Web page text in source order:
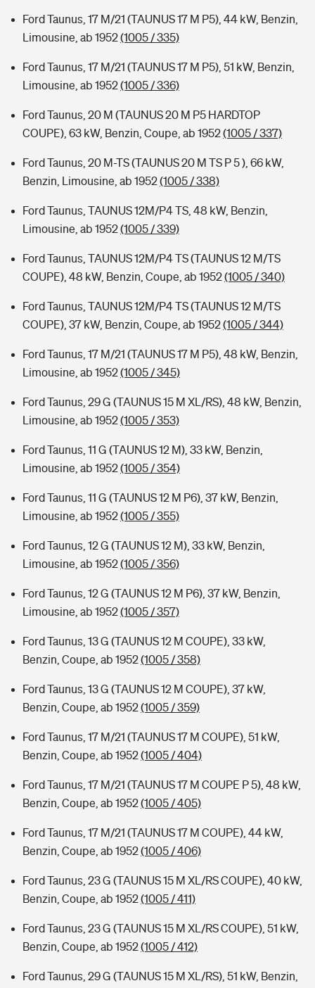
Ford Taunus, 17 M/21 (TAUNUS 17 M P5), 44 kW, Benzin,
Limousine, ab 1952(1005 / 335)
Ford Taunus, 17 M/21 (TAUNUS 17 M P5), 51 kW, Benzin,
Limousine, ab 1952(1005 / 336)
Ford Taunus, 20 M (TAUNUS 20 M P5 HARDTOP
COUPE), 63 kW, Benzin, Coupe, ab 1952(1005 / 337)
Ford Taunus, 20 M-TS (TAUNUS 20 M TS P 5 ), 66 kW,
Benzin, Limousine, ab 1952(1005 / 338)
Ford Taunus, TAUNUS 12M/P4 TS, 48 kW, Benzin,
Limousine, ab 1952(1005 / 339)
Ford Taunus, TAUNUS 12M/P4 TS (TAUNUS 12 M/TS
COUPE), 48 kW, Benzin, Coupe, ab 1952(1005 / 340)
Ford Taunus, TAUNUS 12M/P4 TS (TAUNUS 12 M/TS
COUPE), 37 kW, Benzin, Coupe, ab 1952(1005 / 344)
Ford Taunus, 17 M/21 (TAUNUS 17 M P5), 48 kW, Benzin,
Limousine, ab 1952(1005 / 345)
Ford Taunus, 29 G (TAUNUS 15 M XL/RS), 48 kW, Benzin,
Limousine, ab 1952(1005 / 353)
Ford Taunus, 11 G (TAUNUS 12 M), 33 kW, Benzin,
Limousine, ab 1952(1005 / 354)
Ford Taunus, 11 G (TAUNUS 12 M P6), 37 kW, Benzin,
Limousine, ab 1952(1005 / 355)
Ford Taunus, 12 G (TAUNUS 12 M), 33 kW, Benzin,
Limousine, ab 1952(1005 / 356)
Ford Taunus, 12 G (TAUNUS 12 M P6), 37 kW, Benzin,
Limousine, ab 1952(1005 / 357)
Ford Taunus, 13 G (TAUNUS 12 M COUPE), 33 kW,
Benzin, Coupe, ab 1952(1005 / 358)
Ford Taunus, 13 G (TAUNUS 12 M COUPE), 37 kW,
Benzin, Coupe, ab 1952(1005 / 359)
Ford Taunus, 17 M/21 (TAUNUS 17 M COUPE), 51 kW,
Benzin, Coupe, ab 1952(1005 / 404)
Ford Taunus, 17 M/21 (TAUNUS 17 M COUPE P 5), 48 kW,
Benzin, Coupe, ab 1952(1005 / 405)
Ford Taunus, 17 M/21 (TAUNUS 17 M COUPE), 44 kW,
Benzin, Coupe, ab 1952(1005 / 406)
Ford Taunus, 23 G (TAUNUS 15 M XL/RS COUPE), 40 kW,
Benzin, Coupe, ab 1952(1005 / 411)
Ford Taunus, 23 G (TAUNUS 15 M XL/RS COUPE), 51 kW,
Benzin, Coupe, ab 1952(1005 / 412)
Ford Taunus, 29 G (TAUNUS 15 M XL/RS), 51 kW, Benzin,